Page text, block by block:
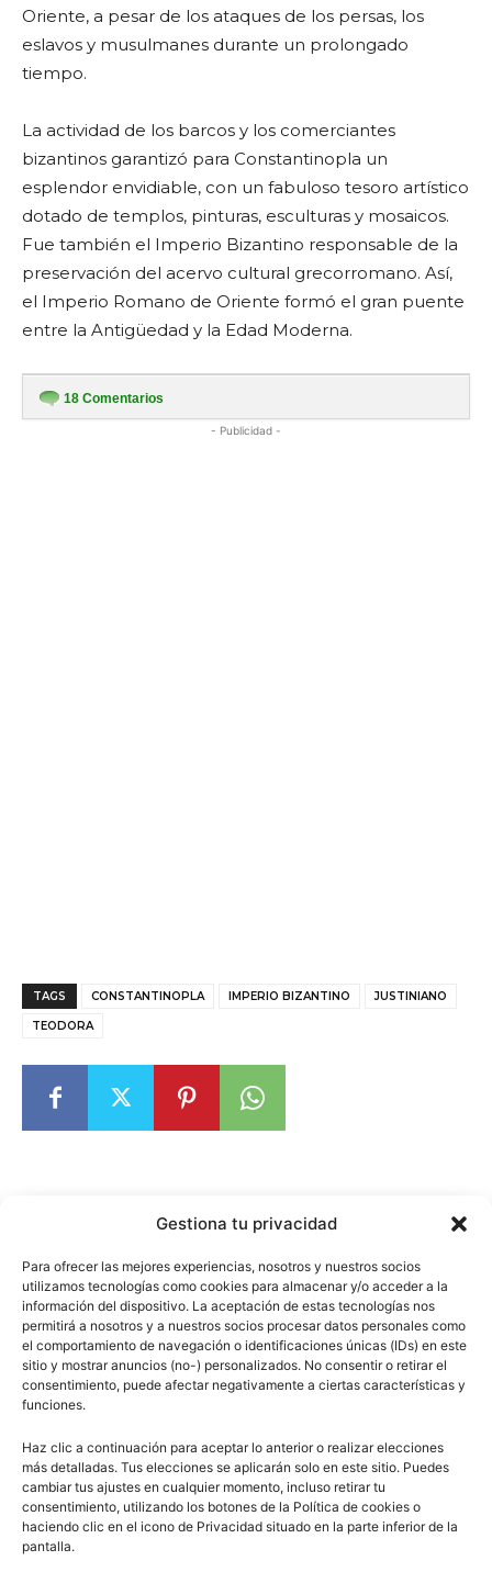
Gestiona tu privacidad
Para ofrecer las mejores experiencias, nosotros y nuestros socios
utilizamos tecnologías como cookies para almacenar y/o acceder a la
información del dispositivo. La aceptación de estas tecnologías nos
permitirá a nosotros y a nuestros socios procesar datos personales como
el comportamiento de navegación o identificaciones únicas (IDs) en este
sitio y mostrar anuncios (no-) personalizados. No consentir o retirar el
consentimiento, puede afectar negativamente a ciertas características y
funciones.
Haz clic a continuación para aceptar lo anterior o realizar elecciones
más detalladas. Tus elecciones se aplicarán solo en este sitio. Puedes
cambiar tus ajustes en cualquier momento, incluso retirar tu
consentimiento, utilizando los botones de la Política de cookies o
haciendo clic en el icono de Privacidad situado en la parte inferior de la
pantalla.
Oriente, a pesar de los ataques de los persas, los
eslavos y musulmanes durante un prolongado
tiempo.
La actividad de los barcos y los comerciantes
bizantinos garantizó para Constantinopla un
esplendor envidiable, con un fabuloso tesoro artístico
dotado de templos, pinturas, esculturas y mosaicos.
Fue también el Imperio Bizantino responsable de la
preservación del acervo cultural grecorromano. Así,
el Imperio Romano de Oriente formó el gran puente
entre la Antigüedad y la Edad Moderna.
18 Comentarios
- Publicidad -
TAGS CONSTANTINOPLA IMPERIO BIZANTINO JUSTINIANO
TEODORA
Artículo anterior
Persecución de cristianos
Artículo siguiente
La Paz Armada
ARTÍCULOS RELACIONADOS